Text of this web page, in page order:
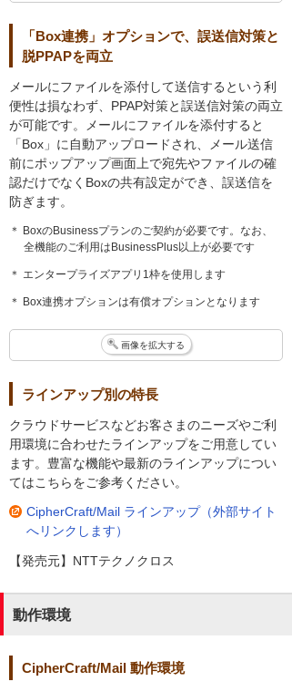
「Box連携」オプションで、誤送信対策と
脱PPAPを両立
メールにファイルを添付して送信するという利
便性は損なわず、PPAP対策と誤送信対策の両立
が可能です。メールにファイルを添付すると
「Box」に自動アップロードされ、メール送信
前にポップアップ画面上で宛先やファイルの確
認だけでなくBoxの共有設定ができ、誤送信を
防ぎます。
＊ BoxのBusinessプランのご契約が必要です​。なお、
全機能のご利用はBusinessPlus以上が必要です
＊ エンタープライズアプリ1枠を使用します
＊ Box連携オプションは有償オプションとなります
画像を拡大する
ラインアップ別の特長
クラウドサービスなどお客さまのニーズやご利
用環境に合わせたラインアップをご用意してい
ます。豊富な機能や最新のラインアップについ
てはこちらをご参考ください。
CipherCraft/Mail ラインアップ（外部サイト
へリンクします）
【発売元】NTTテクノクロス
動作環境
CipherCraft/Mail 動作環境